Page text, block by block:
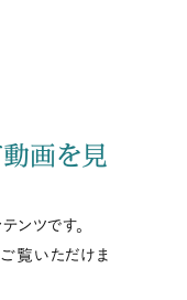
画を見
ンツです。
覧いただけま